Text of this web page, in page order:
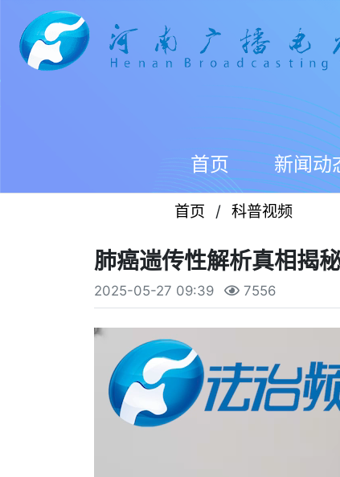
首页 新闻动
首页 / 科普视频
肺癌遄传性解析真相揭
2025-05-27 09:39 7556